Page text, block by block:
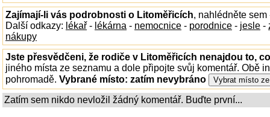
Zajímají-li vás podrobnosti o Litoměřicích, nahlédněte
Další odkazy: lékař - lékárna - nemocnice - porodnice - jesle -
nákupy
Jste přesvědčeni, že rodiče v Litoměřicích nenajdou to,
jiného místa ze seznamu a dole připojte svůj komentář. Obě
pohromadě. Vybrané místo: zatím nevybráno
Zatím sem nikdo nevložil žádný komentář. Buďte první...